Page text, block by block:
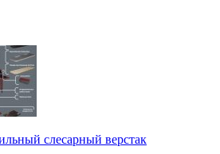
слесарный верстак